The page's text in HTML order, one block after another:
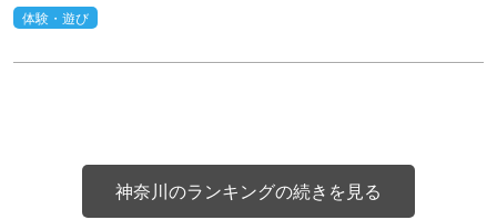
体験・遊び
神奈川のランキングの続きを見る